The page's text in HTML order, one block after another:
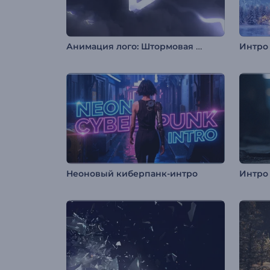
Анимация лого: Штормовая ночь
Неоновый киберпанк-интро Интро